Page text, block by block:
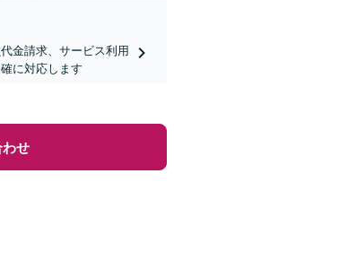
金請求、サービス利用
に対応します
わせ